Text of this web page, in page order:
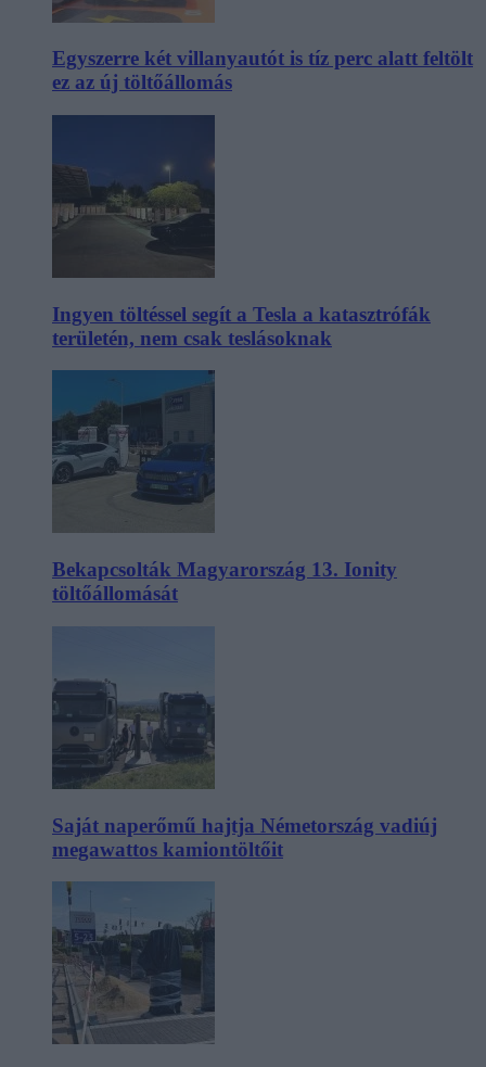
Egyszerre két villanyautót is tíz perc alatt feltölt
ez az új töltőállomás
Ingyen töltéssel segít a Tesla a katasztrófák
területén, nem csak teslásoknak
Bekapcsolták Magyarország 13. Ionity
töltőállomását
Saját naperőmű hajtja Németország vadiúj
megawattos kamiontöltőit